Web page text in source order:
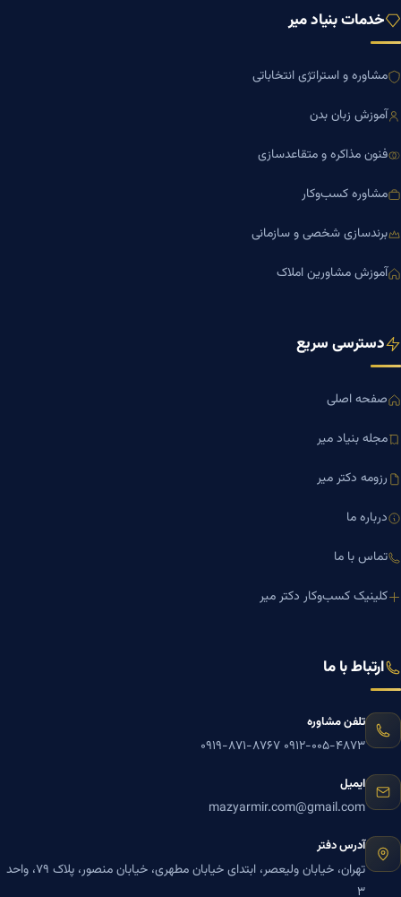
خدمات بنیاد میر
مشاوره و استراتژی انتخاباتی
آموزش زبان بدن
فنون مذاکره و متقاعدسازی
مشاوره کسب‌وکار
برندسازی شخصی و سازمانی
آموزش مشاورین املاک
دسترسی سریع
صفحه اصلی
مجله بنیاد میر
رزومه دکتر میر
درباره ما
تماس با ما
کلینیک کسب‌وکار دکتر میر
ارتباط با ما
تلفن مشاوره
۰۹۱۲-۰۰۵-۴۸۷۳ ۰۹۱۹-۸۷۱-۸۷۶۷
ایمیل
mazyarmir.com@gmail.com
آدرس دفتر
تهران، خیابان ولیعصر، ابتدای خیابان مطهری، خیابان منصور، پلاک ۷۹، واحد
۳